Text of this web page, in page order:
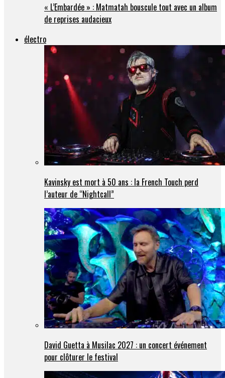
« L’Embardée » : Matmatah bouscule tout avec un album
de reprises audacieux
électro
Kavinsky est mort à 50 ans : la French Touch perd
l’auteur de “Nightcall”
David Guetta à Musilac 2027 : un concert événement
pour clôturer le festival